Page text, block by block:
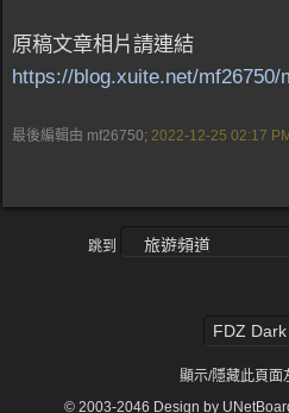
原稿文章相片請連結
https://blog.xuite.net/mf26750/
最後編輯由 mf26750; 2022-12-25 02:17 PM
跳到
顯示/隱藏此頁面
© 2003-2046 Design by